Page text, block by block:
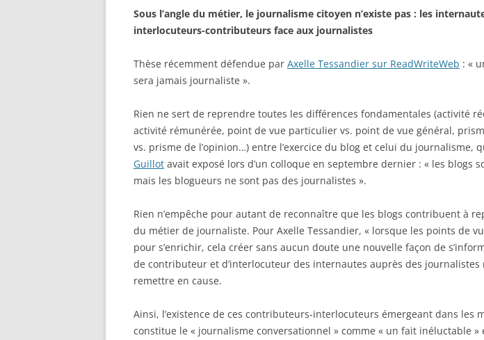
Sous l’angle du métier, le journalisme citoyen n’existe pas : les
interlocuteurs-contributeurs face aux journalistes
Thèse récemment défendue par Axelle Tessandier sur ReadWriteWeb : «
sera jamais journaliste ».
Rien ne sert de reprendre toutes les différences fondamentales (activité
activité rémunérée, point de vue particulier vs. point de vue général,
vs. prisme de l’opinion…) entre l’exercice du blog et celui du journalisme,
Guillot avait exposé lors d’un colloque en septembre dernier : « les blogs
mais les blogueurs ne sont pas des journalistes ».
Rien n’empêche pour autant de reconnaître que les blogs contribuent à
du métier de journaliste. Pour Axelle Tessandier, « lorsque les points de
pour s’enrichir, cela créer sans aucun doute une nouvelle façon de
de contributeur et d’interlocuteur des internautes auprès des journalistes
remettre en cause.
Ainsi, l’existence de ces contributeurs-interlocuteurs émergeant dans les
constitue le « journalisme conversationnel » comme « un fait inéluctable »